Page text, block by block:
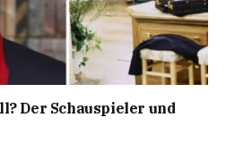
Der Schauspieler und